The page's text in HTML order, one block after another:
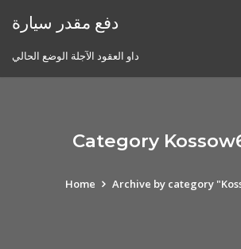
دفع مقدر سيارة
داو العقود الآجلة الوضع الحالي
Category
Home Archive by category